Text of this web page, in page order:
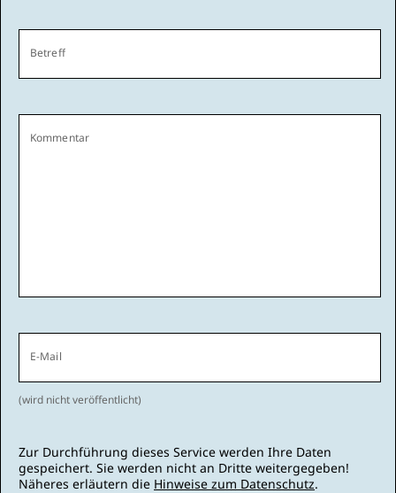
Betreff
Kommentar
E-Mail
(wird nicht veröffentlicht)
Zur Durchführung dieses Service werden Ihre Daten
gespeichert. Sie werden nicht an Dritte weitergegeben!
Näheres erläutern die Hinweise zum Datenschutz.